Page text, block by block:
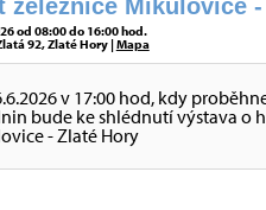
železnice Mikulovice
od 08:00 do 16:00 hod.
92, Zlaté Hory |Mapa
v 17:00 hod, kdy
bude ke shlédnutí výstava o
- Zlaté Hory